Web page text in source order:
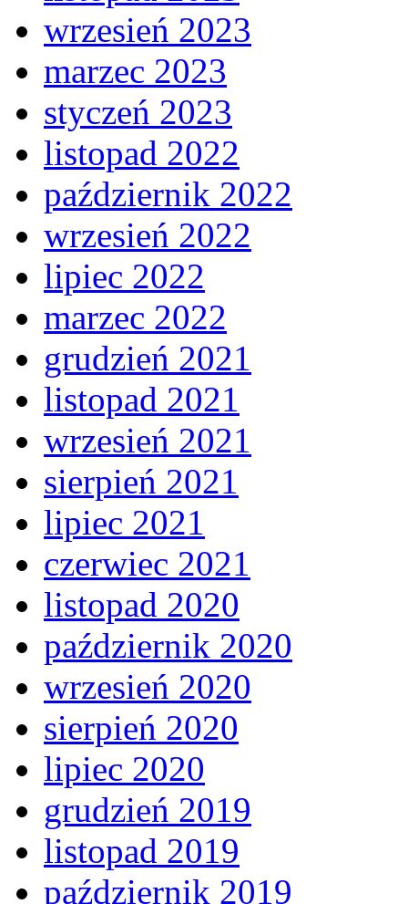
wrzesień 2023
marzec 2023
styczeń 2023
listopad 2022
październik 2022
wrzesień 2022
lipiec 2022
marzec 2022
grudzień 2021
listopad 2021
wrzesień 2021
sierpień 2021
lipiec 2021
czerwiec 2021
listopad 2020
październik 2020
wrzesień 2020
sierpień 2020
lipiec 2020
grudzień 2019
listopad 2019
październik 2019